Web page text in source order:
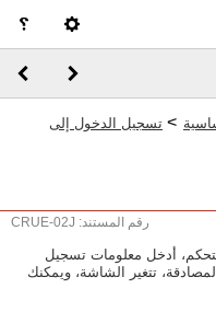
> تسجيل الدخول إلى
رقم المستند: CRUE-02J
أدخل معلومات تسجيل
تتغير الشاشة، ويمكنك